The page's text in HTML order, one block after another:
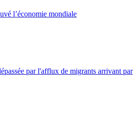
l’économie mondiale
par l'afflux de migrants arrivant par